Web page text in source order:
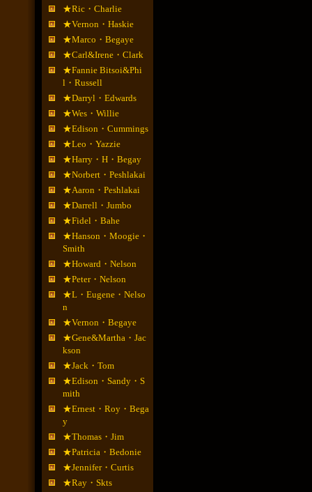
★Ric・Charlie
★Vernon・Haskie
★Marco・Begaye
★Carl&Irene・Clark
★Fannie Bitsoi&Phi
l・Russell
★Darryl・Edwards
★Wes・Willie
★Edison・Cummings
★Leo・Yazzie
★Harry・H・Begay
★Norbert・Peshlakai
★Aaron・Peshlakai
★Darrell・Jumbo
★Fidel・Bahe
★Hanson・Moogie・
Smith
★Howard・Nelson
★Peter・Nelson
★L・Eugene・Nelso
n
★Vernon・Begaye
★Gene&Martha・Jac
kson
★Jack・Tom
★Edison・Sandy・S
mith
★Ernest・Roy・Bega
y
★Thomas・Jim
★Patricia・Bedonie
★Jennifer・Curtis
★Ray・Skts